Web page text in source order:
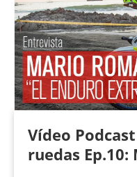
Vídeo
ruedas